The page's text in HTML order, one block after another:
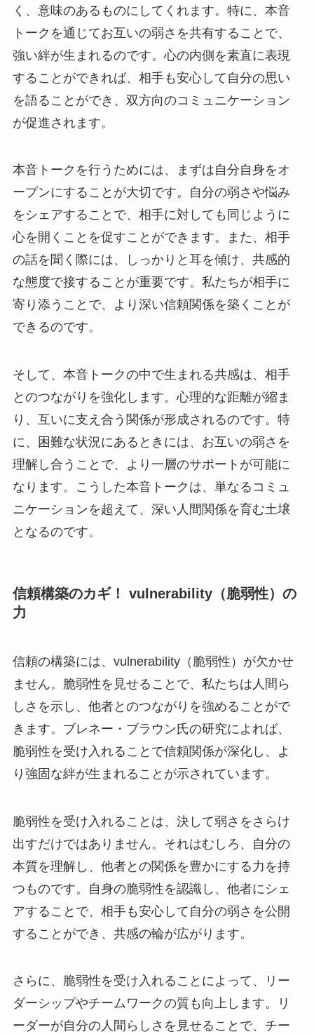
く、意味のあるものにしてくれます。特に、本音
トークを通じてお互いの弱さを共有することで、
強い絆が生まれるのです。心の内側を素直に表現
することができれば、相手も安心して自分の思い
を語ることができ、双方向のコミュニケーション
が促進されます。
本音トークを行うためには、まずは自分自身をオ
ープンにすることが大切です。自分の弱さや悩み
をシェアすることで、相手に対しても同じように
心を開くことを促すことができます。また、相手
の話を聞く際には、しっかりと耳を傾け、共感的
な態度で接することが重要です。私たちが相手に
寄り添うことで、より深い信頼関係を築くことが
できるのです。
そして、本音トークの中で生まれる共感は、相手
とのつながりを強化します。心理的な距離が縮ま
り、互いに支え合う関係が形成されるのです。特
に、困難な状況にあるときには、お互いの弱さを
理解し合うことで、より一層のサポートが可能に
なります。こうした本音トークは、単なるコミュ
ニケーションを超えて、深い人間関係を育む土壌
となるのです。
信頼構築のカギ！ vulnerability（脆弱性）の
力
信頼の構築には、vulnerability（脆弱性）が欠かせ
ません。脆弱性を見せることで、私たちは人間ら
しさを示し、他者とのつながりを強めることがで
きます。ブレネー・ブラウン氏の研究によれば、
脆弱性を受け入れることで信頼関係が深化し、よ
り強固な絆が生まれることが示されています。
脆弱性を受け入れることは、決して弱さをさらけ
出すだけではありません。それはむしろ、自分の
本質を理解し、他者との関係を豊かにする力を持
つものです。自身の脆弱性を認識し、他者にシェ
アすることで、相手も安心して自分の弱さを公開
することができ、共感の輪が広がります。
さらに、脆弱性を受け入れることによって、リー
ダーシップやチームワークの質も向上します。リ
ーダーが自分の人間らしさを見せることで、チー